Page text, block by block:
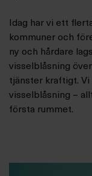
Idag har vi ett
kommuner och
ny och hårdare
visselblåsning
tjänster kraftigt.
visselblåsning –
första rummet.